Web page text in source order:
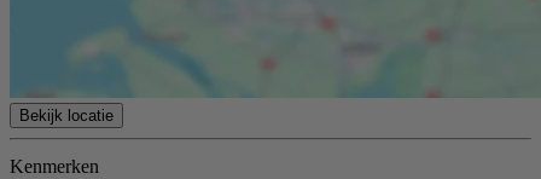
woninginformatie.
Bekijk locatie
Kenmerken